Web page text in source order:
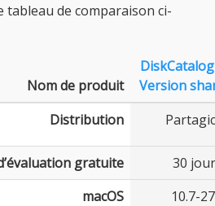
tableau de comparaison ci-
Nom de produit
Version
Distribution
gratuite
30
macOS
10.7-